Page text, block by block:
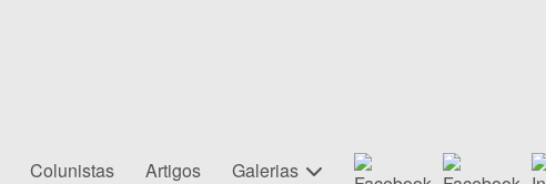
Colunistas Artigos Galerias